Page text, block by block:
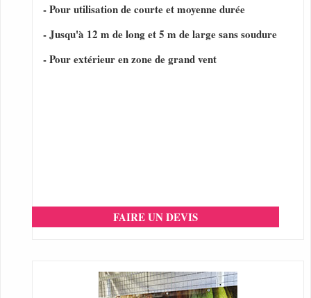
- Pour utilisation de courte et moyenne durée
- Jusqu'à 12 m de long et 5 m de large sans soudure
- Pour extérieur en zone de grand vent
FAIRE UN DEVIS